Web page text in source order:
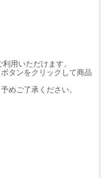
用いただけます。
タンをクリックして商品
めご了承ください。